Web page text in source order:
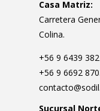
Casa Matriz:
Carretera
Colina.
+56 9 6439
+56 9 6692
Sucursal